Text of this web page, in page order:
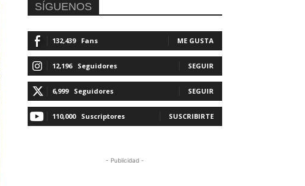
SÍGUENOS
132,439 Fans ME GUSTA
12,196 Seguidores SEGUIR
6,999 Seguidores SEGUIR
110,000 Suscriptores SUSCRIBIRTE
- Publicidad -